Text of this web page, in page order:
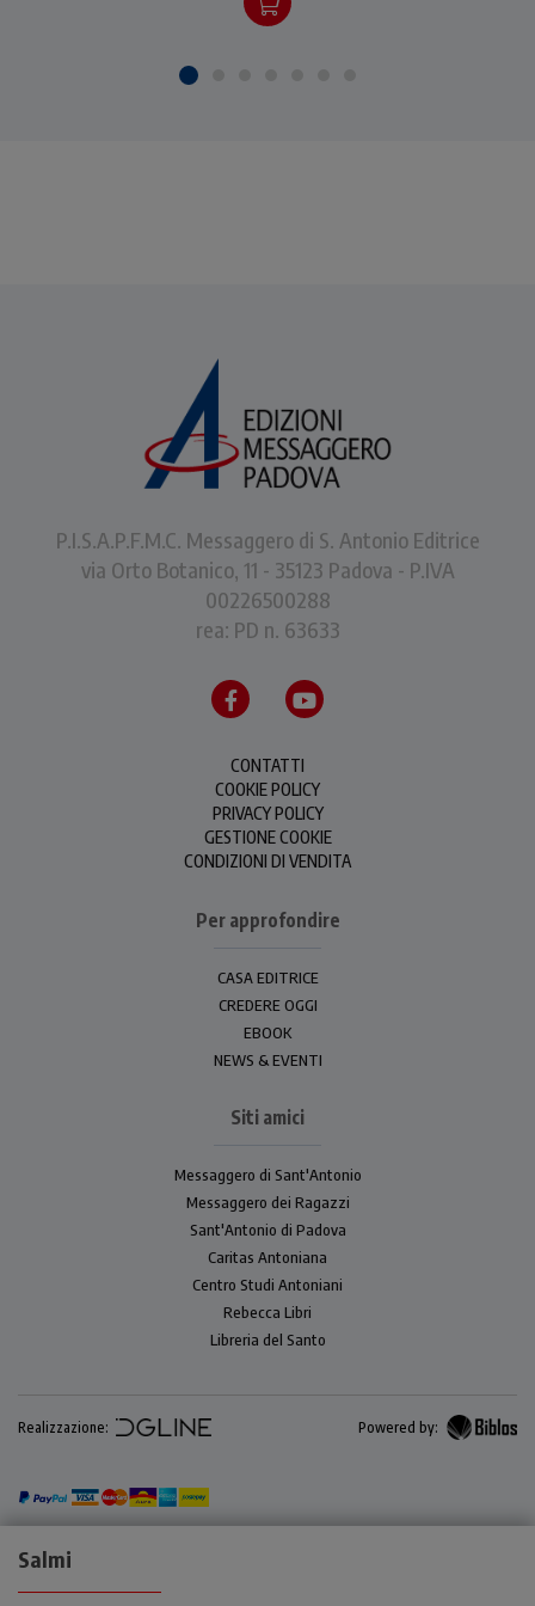
Salmi
P.I.S.A.P.F.M.C. Messaggero di S. Antonio Editrice
via Orto Botanico, 11 - 35123 Padova - P.IVA
00226500288
rea: PD n. 63633
CONTATTI
COOKIE POLICY
PRIVACY POLICY
GESTIONE COOKIE
CONDIZIONI DI VENDITA
Per approfondire
CASA EDITRICE
CREDERE OGGI
EBOOK
NEWS & EVENTI
Siti amici
Messaggero di Sant'Antonio
Messaggero dei Ragazzi
Sant'Antonio di Padova
Caritas Antoniana
Centro Studi Antoniani
Rebecca Libri
Libreria del Santo
Realizzazione: Powered by: